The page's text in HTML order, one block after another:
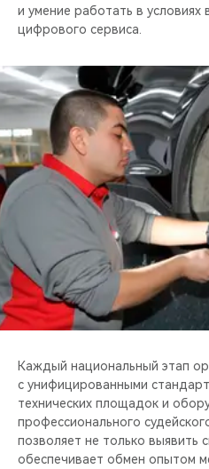
и умение работать в условиях
цифрового сервиса.
Каждый национальный этап
с унифицированными
технических площадок и
профессионального
позволяет не только выявить
обеспечивает обмен опытом